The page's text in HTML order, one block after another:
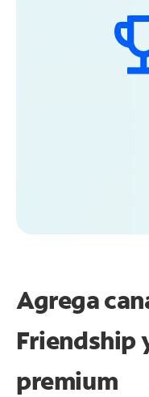
Agrega
Friendship
premium